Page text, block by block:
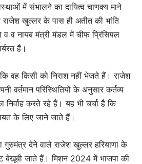
में संभालने का दायित्व चाणक्य माने
राजेश खुल्लर के पास ही अतीत की भांति
व व नायब मंत्री मंडल में चीफ प्रिंसिपल
हैं।
वह किसी को निराश नहीं भेजते हैं। राजेश
वर्तमान परिस्थितियों के अनुसार कर्तव्य
निर्वाह करते रहे हैं। यह भी चर्चा है कि
के लिए जाने जाते हैं।
गुरुमंत्र देने वाले राजेश खुल्लर हरियाणा के
बेखूबी जाते हैं। मिशन 2024 में भाजपा की